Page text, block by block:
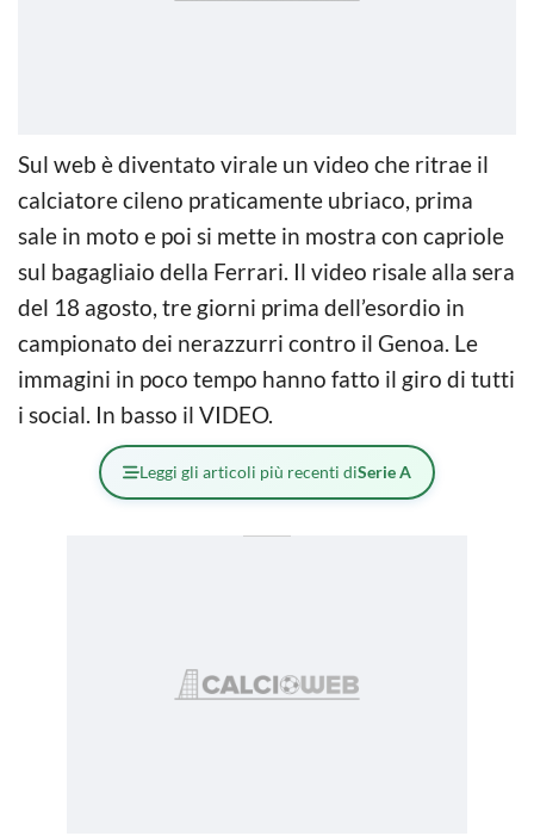
Sul web è diventato virale un video che ritrae il
calciatore cileno praticamente ubriaco, prima
sale in moto e poi si mette in mostra con capriole
sul bagagliaio della Ferrari. Il video risale alla sera
del 18 agosto, tre giorni prima dell’esordio in
campionato dei nerazzurri contro il Genoa. Le
immagini in poco tempo hanno fatto il giro di tutti
i social. In basso il VIDEO.
Leggi gli articoli più recenti diSerie A